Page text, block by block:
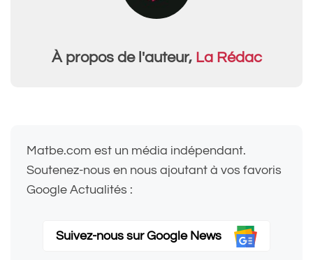
À propos de l'auteur, La Rédac
Matbe.com est un média indépendant.
Soutenez-nous en nous ajoutant à vos favoris
Google Actualités :
Suivez-nous sur Google News